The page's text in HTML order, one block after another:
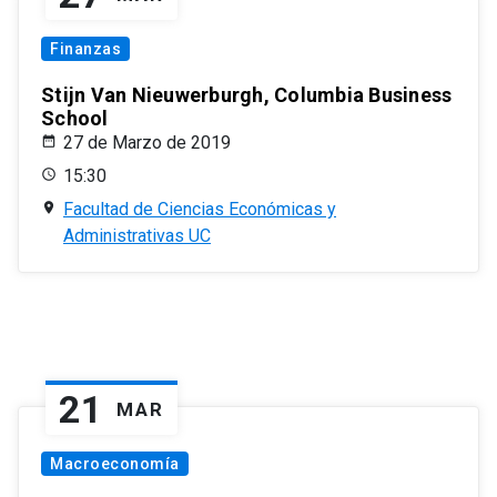
Finanzas
Stijn Van Nieuwerburgh, Columbia Business
School
27 de Marzo de 2019
15:30
Facultad de Ciencias Económicas y
Administrativas UC
21 MAR
Macroeconomía